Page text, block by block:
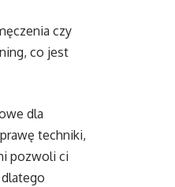
czy
co jest
dla
techniki,
pozwoli ci